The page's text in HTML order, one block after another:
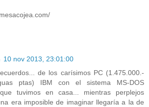
10 nov 2013, 23:01:00
de los carísimos PC (1.475.000.-
ptas) IBM con el sistema MS-DOS
tuvimos en casa... mientras perplejos
era imposible de imaginar llegaría a la de